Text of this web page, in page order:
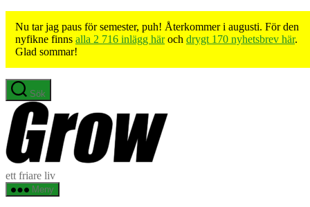
Nu tar jag paus för semester, puh! Återkommer i augusti. För den
nyfikne finns alla 2 716 inlägg häroch drygt 170 nyhetsbrev här.
Glad sommar!
Hoppa
till
innehåll
Sök
ett friare liv
Meny